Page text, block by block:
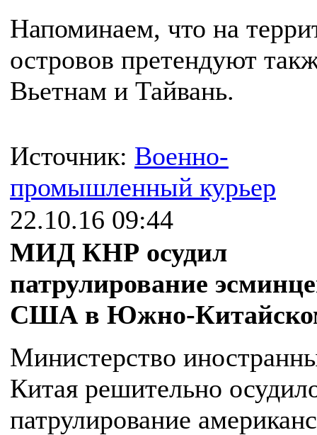
Напоминаем, что на
островов претендуют
Вьетнам и Тайвань.
Источник: Военно-
промышленный курьер
22.10.16 09:44
МИД КНР осудил
патрулирование
США в Южно-
Министерство
Китая решительно
патрулирование